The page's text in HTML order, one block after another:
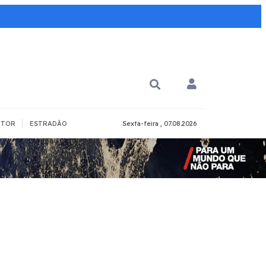
QUÊ? PCD
Todos
ESTRADÃO Sexta-feira , 07.08.2026